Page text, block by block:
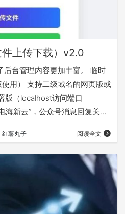
上传下载）v2.0
后台管理内容更加丰富。 临时
用） 支持二级域名的网页版或
版（localhost访问端口
海新云”，公众号消息回复关键
红薯丸子 阅读全文